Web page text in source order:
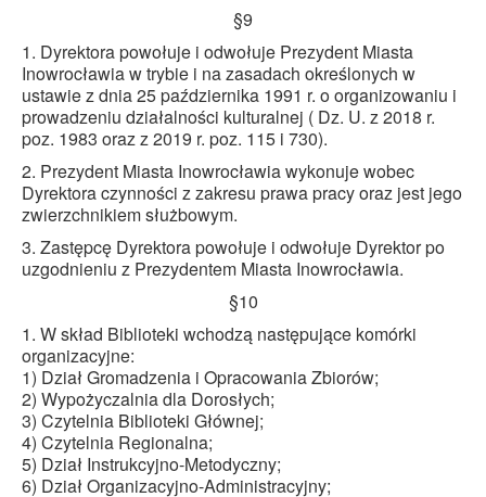
§9
1. Dyrektora powołuje i odwołuje Prezydent Miasta
Inowrocławia w trybie i na zasadach określonych w
ustawie z dnia 25 października 1991 r. o organizowaniu i
prowadzeniu działalności kulturalnej ( Dz. U. z 2018 r.
poz. 1983 oraz z 2019 r. poz. 115 i 730).
2. Prezydent Miasta Inowrocławia wykonuje wobec
Dyrektora czynności z zakresu prawa pracy oraz jest jego
zwierzchnikiem służbowym.
3. Zastępcę Dyrektora powołuje i odwołuje Dyrektor po
uzgodnieniu z Prezydentem Miasta Inowrocławia.
§10
1. W skład Biblioteki wchodzą następujące komórki
organizacyjne:
1) Dział Gromadzenia i Opracowania Zbiorów;
2) Wypożyczalnia dla Dorosłych;
3) Czytelnia Biblioteki Głównej;
4) Czytelnia Regionalna;
5) Dział Instrukcyjno-Metodyczny;
6) Dział Organizacyjno-Administracyjny;